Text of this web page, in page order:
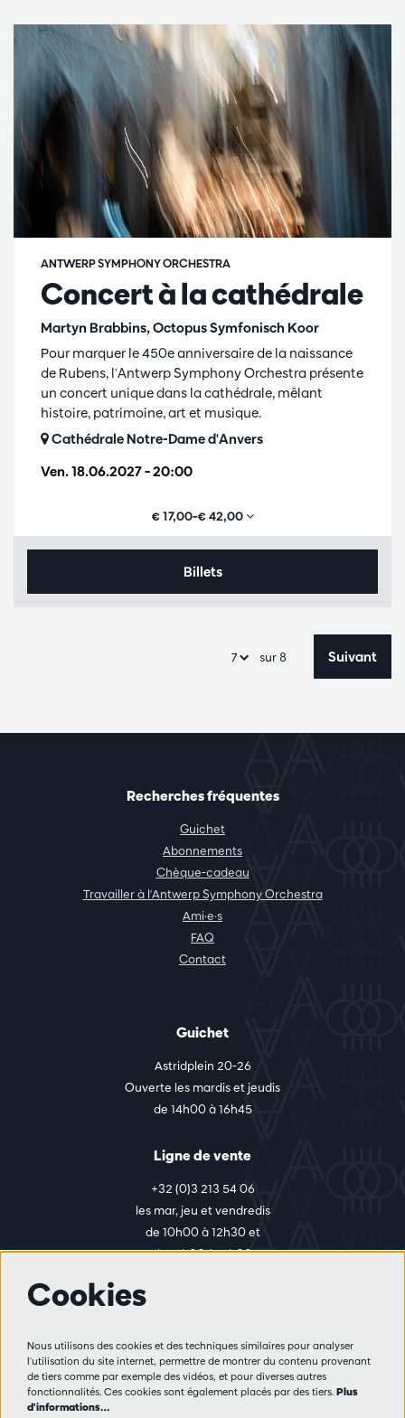
Concert à la cathédrale
Martyn Brabbins, Octopus Symfonisch Koor
ANTWERP SYMPHONY ORCHESTRA
Ven. 18.06.2027– 20:00
Pour marquer le 450e anniversaire de la naissance
de Rubens, l'Antwerp Symphony Orchestra présente
un concert unique dans la cathédrale, mêlant
histoire, patrimoine, art et musique.
Cathédrale Notre-Dame d'Anvers
€ 17,00–€ 42,00
Billets
sur 8 Suivant
Recherches fréquentes
Guichet
Abonnements
Chèque-cadeau
Travailler à l'Antwerp Symphony Orchestra
Ami·e·s
FAQ
Contact
Guichet
Astridplein 20-26
Ouverte les mardis et jeudis
de 14h00 à 16h45
Ligne de vente
+32 (0)3 213 54 06
les mar, jeu et vendredis
de 10h00 à 12h30 et
de 14h00 à 17h00
Règlement des visiteurs
Vie privée
Cookies
Nous utilisons des cookies et des techniques similaires pour analyser
l'utilisation du site internet, permettre de montrer du contenu provenant
de tiers comme par exemple des vidéos, et pour diverses autres
fonctionnalités. Ces cookies sont également placés par des tiers. Plus
d'informations…